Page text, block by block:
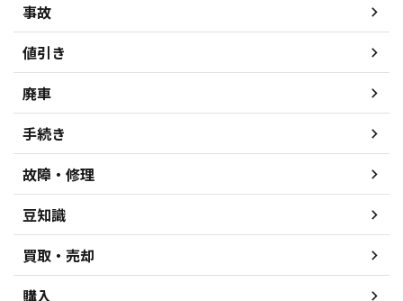
事故
値引き
廃車
手続き
故障・修理
豆知識
買取・売却
購入